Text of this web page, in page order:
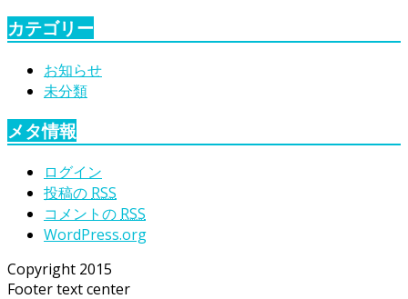
カテゴリー
お知らせ
未分類
メタ情報
ログイン
投稿の RSS
コメントの RSS
WordPress.org
Copyright 2015
Footer text center